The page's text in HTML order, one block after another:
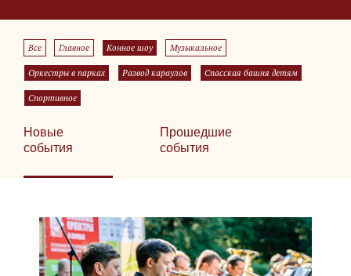
Все Главное Конное шоу Музыкальное
Оркестры в парках Развод караулов Спасская башня детям
Спортивное
Новые
события
Прошедшие
события